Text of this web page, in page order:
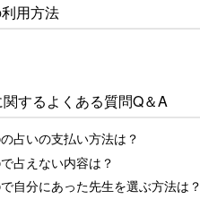
用方法
するよくある質問Q＆A
占いの支払い方法は？
占えない内容は？
自分にあった先生を選ぶ方法は？